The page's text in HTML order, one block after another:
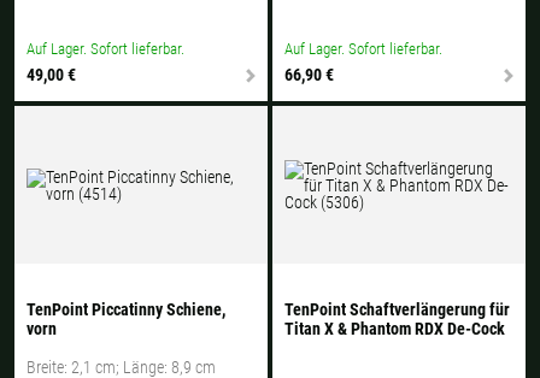
Auf Lager. Sofort lieferbar.
49,00 €
Auf Lager. Sofort lieferbar.
66,90 €
TenPoint Piccatinny Schiene,
vorn
Breite: 2,1 cm; Länge: 8,9 cm
TenPoint Schaftverlängerung für
Titan X & Phantom RDX De-Cock